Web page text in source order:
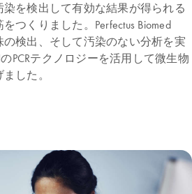
を検出して有効な結果が得られる
つくりました。Perfectus Biomed
検出、そして汚染のない分析を実
PCRテクノロジーを活用して微生物
した。